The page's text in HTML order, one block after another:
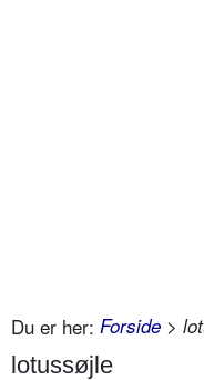
Du er her: Forside >
lotussøjle